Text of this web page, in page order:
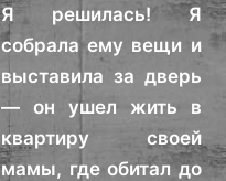
Я решилась! Я
собрала ему вещи и
выставила за дверь
— он ушел жить в
квартиру своей
мамы, где обитал до